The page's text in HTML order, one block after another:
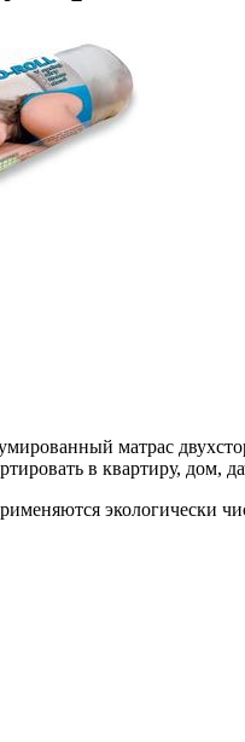
матрас
в квартиру, дом,
экологически